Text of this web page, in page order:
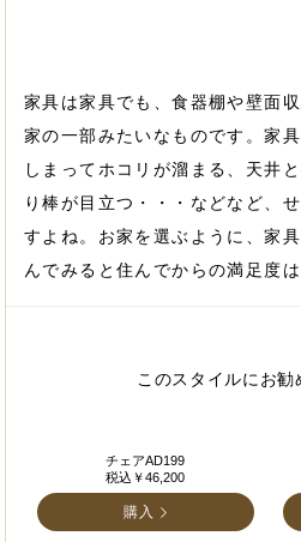
家具は家具でも、食器棚や壁面
家の一部みたいなものです。家
しまってホコリが溜まる、天井
り棒が目立つ・・・などなど、
すよね。お家を選ぶように、家
んでみると住んでからの満足度は
このスタイルにお勧
チェアAD199
税込￥46,200
購入